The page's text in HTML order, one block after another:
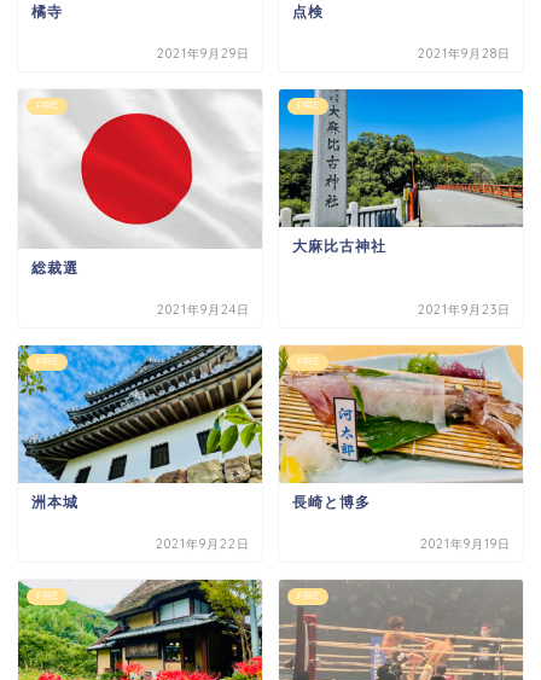
橘寺
2021年9月29日
点検
2021年9月28日
FIRE
総裁選
2021年9月24日
FIRE
大麻比古神社
2021年9月23日
FIRE
洲本城
2021年9月22日
FIRE
長崎と博多
2021年9月19日
FIRE FIRE